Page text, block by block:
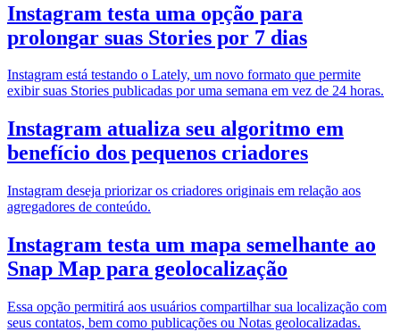
Instagram testa uma opção para
prolongar suas Stories por 7 dias
Instagram está testando o Lately, um novo formato que permite
exibir suas Stories publicadas por uma semana em vez de 24 horas.
Instagram atualiza seu algoritmo em
benefício dos pequenos criadores
Instagram deseja priorizar os criadores originais em relação aos
agregadores de conteúdo.
Instagram testa um mapa semelhante ao
Snap Map para geolocalização
Essa opção permitirá aos usuários compartilhar sua localização com
seus contatos, bem como publicações ou Notas geolocalizadas.